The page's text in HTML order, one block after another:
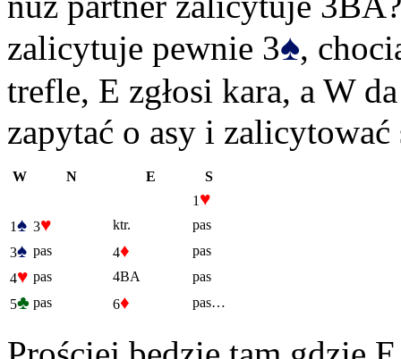
zalicytuje pewnie 3♠,
trefle, E zgłosi kara, a W
zapytać o asy i
W N E
S
1 ♥
1♠ 3♥ ktr.
pas
3♠ pas 4♦
pas
4♥ pas 4BA
pas
5♣ pas 6♦ pas…